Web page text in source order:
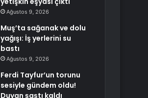
Ağustos 9, 2026
Muş’ta sağanak ve dolu
yağışı: İş yerlerini su
bastı
Ağustos 9, 2026
Ferdi Tayfur’un torunu
sesiyle gündem oldu!
Duyan şaştı kaldı